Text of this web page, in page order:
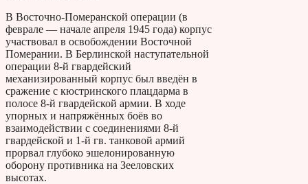
В Восточно-Померанской операции (в
феврале — начале апреля 1945 года) корпус
участвовал в освобождении Восточной
Померании. В Берлинской наступательной
операции 8-й гвардейский
механизированный корпус был введён в
сражение с кюстринского плацдарма в
полосе 8-й гвардейской армии. В ходе
упорных и напряжённых боёв во
взаимодействии с соединениями 8-й
гвардейской и 1-й гв. танковой армий
прорвал глубоко эшелонированную
оборону противника на Зееловских
высотах.